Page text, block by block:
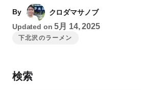
By
クロダマサノブ
Updated on 5月 14, 2025
下北沢のラーメン
検索